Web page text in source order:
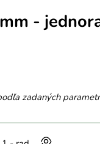
-
zadaných